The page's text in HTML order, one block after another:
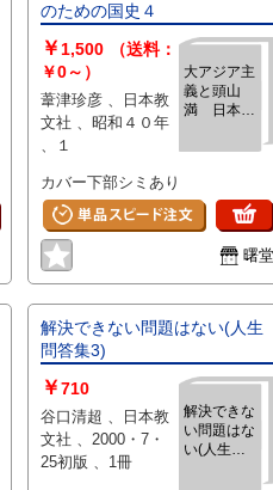
のための国史４
大アジア主
義と頭山
満 日本人
史４
￥ 1,500
（送料：
￥0～）
葦津珍彦 、日本教
文社 、昭和４０年
、１
カバー下部シミあり
曙堂
解決できない問題はない(人生
問答集3)
解決できな
い問題はな
い(人生問
￥710
谷口清超 、日本教
文社 、2000・7・
25初版 、1冊